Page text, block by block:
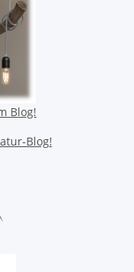
Blog!
Blog!